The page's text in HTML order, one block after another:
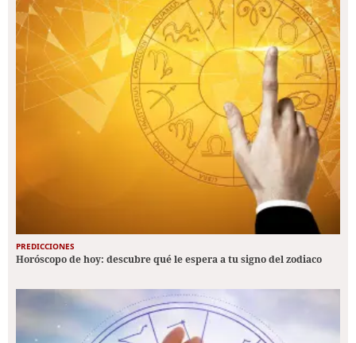
PREDICCIONES
Horóscopo de hoy: descubre qué le espera a tu signo del zodiaco